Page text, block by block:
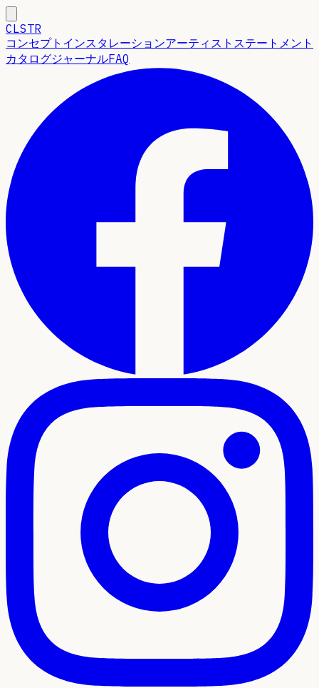
CLSTR
コンセプト インスタレーションアーティストステートメント
カタログジャーナルFAQ